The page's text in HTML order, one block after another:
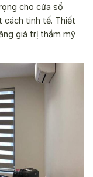
cho cửa sổ
cách tinh tế. Thiết
giá trị thẩm mỹ